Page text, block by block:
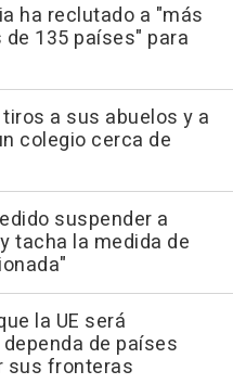
ha reclutado a "más
135 países" para
a sus abuelos y a
colegio cerca de
suspender a
tacha la medida de
la UE será
de países
sus fronteras